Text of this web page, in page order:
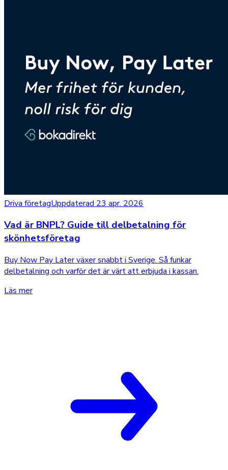
Driva företagUppdaterad 23 apr. 2026
Vad är BNPL? Guide till delbetalning för
skönhetsföretag
Buy Now Pay Later växer snabbt i Sverige. Så funkar
delbetalning och varför det är värt att erbjuda i kassan.
Läs mer